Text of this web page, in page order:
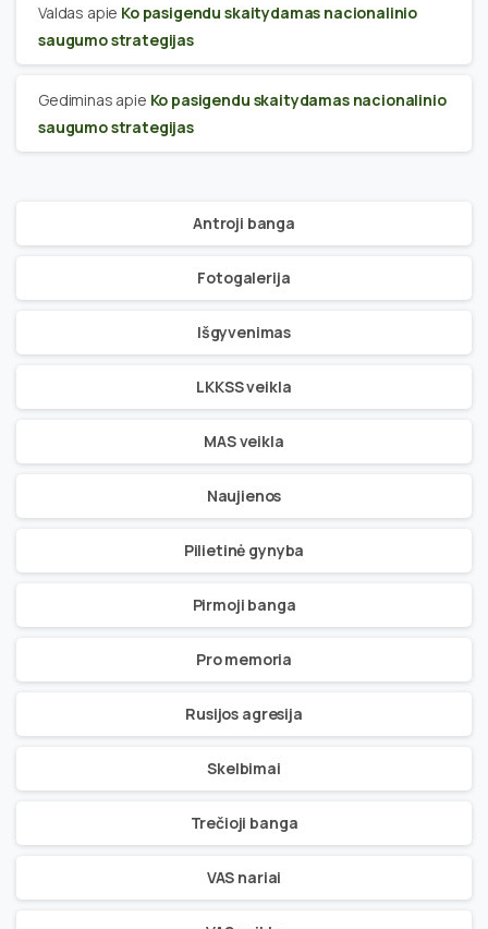
Valdas apie Ko pasigendu skaitydamas nacionalinio
saugumo strategijas
Gediminas apie Ko pasigendu skaitydamas nacionalinio
saugumo strategijas
Antroji banga
Fotogalerija
Išgyvenimas
LKKSS veikla
MAS veikla
Naujienos
Pilietinė gynyba
Pirmoji banga
Pro memoria
Rusijos agresija
Skelbimai
Trečioji banga
VAS nariai